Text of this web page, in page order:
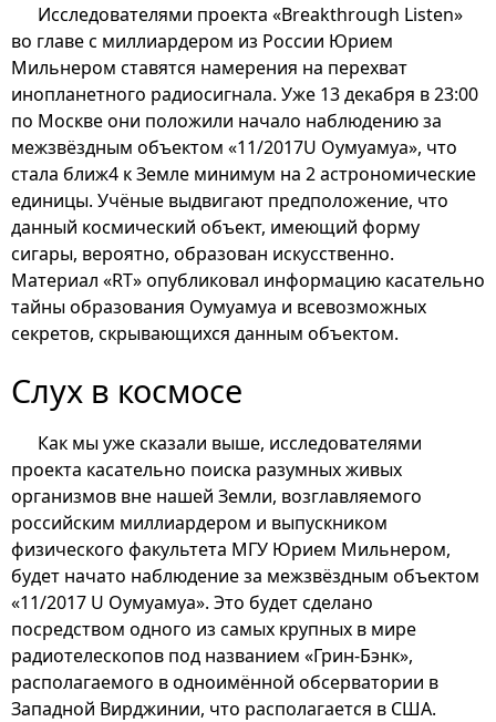
Исследователями проекта «Breakthrough Listen»
во главе с миллиардером из России Юрием
Мильнером ставятся намерения на перехват
инопланетного радиосигнала. Уже 13 декабря в 23:00
по Москве они положили начало наблюдению за
межзвёздным объектом «11/2017U Оумуамуа», что
стала ближ4 к Земле минимум на 2 астрономические
единицы. Учёные выдвигают предположение, что
данный космический объект, имеющий форму
сигары, вероятно, образован искусственно.
Материал «RT» опубликовал информацию касательно
тайны образования Оумуамуа и всевозможных
секретов, скрывающихся данным объектом.
Слух в космосе
Как мы уже сказали выше, исследователями
проекта касательно поиска разумных живых
организмов вне нашей Земли, возглавляемого
российским миллиардером и выпускником
физического факультета МГУ Юрием Мильнером,
будет начато наблюдение за межзвёздным объектом
«11/2017 U Оумуамуа». Это будет сделано
посредством одного из самых крупных в мире
радиотелескопов под названием «Грин-Бэнк»,
располагаемого в одноимённой обсерватории в
Западной Вирджинии, что располагается в США.